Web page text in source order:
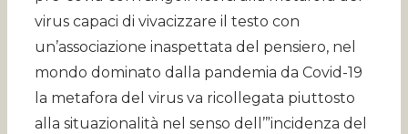
virus capaci di vivacizzare il testo con
un’associazione inaspettata del pensiero, nel
mondo dominato dalla pandemia da Covid-19
la metafora del virus va ricollegata piuttosto
alla situazionalità nel senso dell’”incidenza del